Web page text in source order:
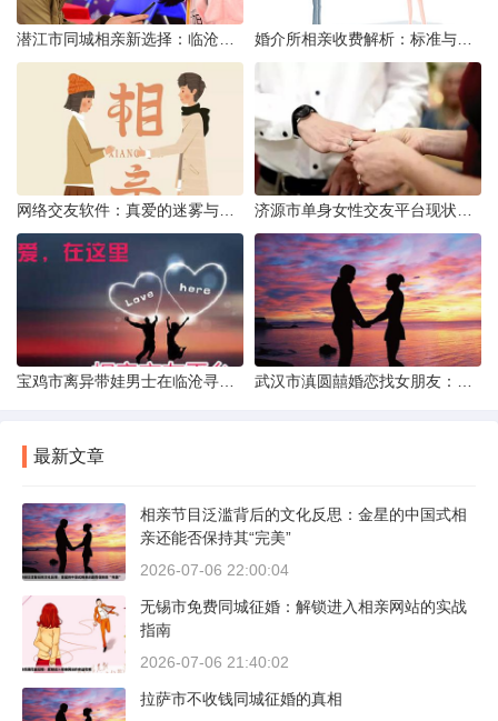
最新文章
相亲节目泛滥背后的文化反思：金星的中国式相
亲还能否保持其“完美”
2026-07-06 22:00:04
无锡市免费同城征婚：解锁进入相亲网站的实战
指南
2026-07-06 21:40:02
拉萨市不收钱同城征婚的真相